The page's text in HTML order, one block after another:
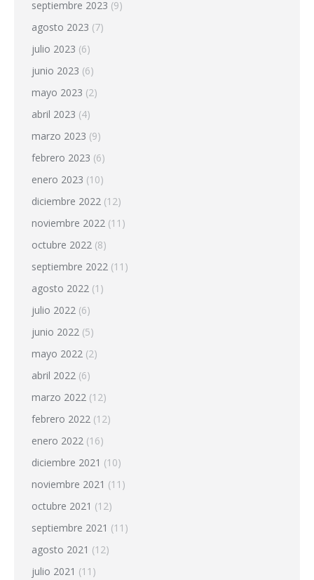
septiembre 2023 (9)
agosto 2023 (7)
julio 2023 (6)
junio 2023 (6)
mayo 2023 (2)
abril 2023 (4)
marzo 2023 (9)
febrero 2023 (6)
enero 2023 (10)
diciembre 2022 (12)
noviembre 2022 (11)
octubre 2022 (8)
septiembre 2022 (11)
agosto 2022 (1)
julio 2022 (6)
junio 2022 (5)
mayo 2022 (2)
abril 2022 (6)
marzo 2022 (12)
febrero 2022 (12)
enero 2022 (16)
diciembre 2021 (10)
noviembre 2021 (11)
octubre 2021 (12)
septiembre 2021 (11)
agosto 2021 (12)
julio 2021 (11)